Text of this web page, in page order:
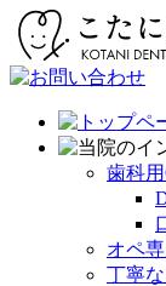
歯科
オペ
丁寧